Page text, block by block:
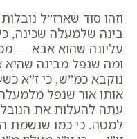
וזהו סוד שארז”ל
בינה שלמעלה שכינה,
עליונה שהוא אבא —
ומה שנפל מבינה
נוקבא כמ”ש, כי ז”א
אותו אור שנפל
עתה להעלות את
למטה. כי כמו שנשמת